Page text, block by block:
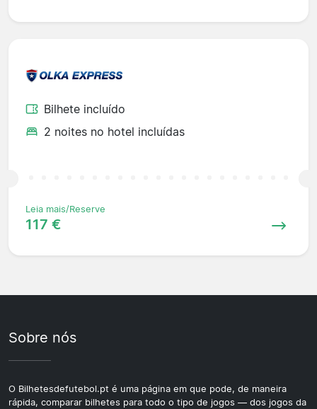
Bilhete incluído
2 noites no hotel incluídas
Leia mais/Reserve
117 €
Sobre nós
O Bilhetesdefutebol.pt é uma página em que pode, de maneira
rápida, comparar bilhetes para todo o tipo de jogos — dos jogos da